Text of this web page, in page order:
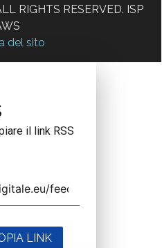
RIGHTS RESERVED. ISP
del sito
il link RSS
LINK